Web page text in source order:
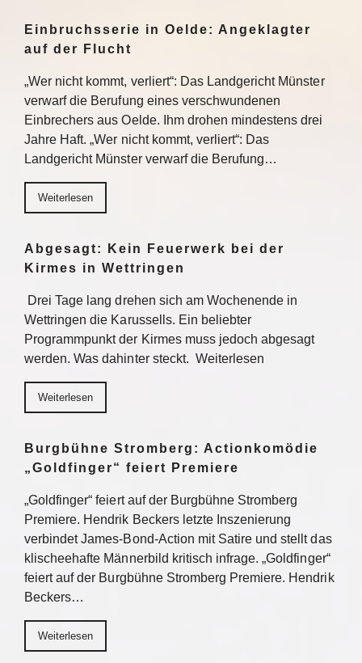
Einbruchsserie in Oelde: Angeklagter
auf der Flucht
„Wer nicht kommt, verliert“: Das Landgericht Münster
verwarf die Berufung eines verschwundenen
Einbrechers aus Oelde. Ihm drohen mindestens drei
Jahre Haft. „Wer nicht kommt, verliert“: Das
Landgericht Münster verwarf die Berufung…
Weiterlesen
Abgesagt: Kein Feuerwerk bei der
Kirmes in Wettringen
Drei Tage lang drehen sich am Wochenende in
Wettringen die Karussells. Ein beliebter
Programmpunkt der Kirmes muss jedoch abgesagt
werden. Was dahinter steckt. Weiterlesen
Weiterlesen
Burgbühne Stromberg: Actionkomödie
„Goldfinger“ feiert Premiere
„Goldfinger“ feiert auf der Burgbühne Stromberg
Premiere. Hendrik Beckers letzte Inszenierung
verbindet James-Bond-Action mit Satire und stellt das
klischeehafte Männerbild kritisch infrage. „Goldfinger“
feiert auf der Burgbühne Stromberg Premiere. Hendrik
Beckers…
Weiterlesen